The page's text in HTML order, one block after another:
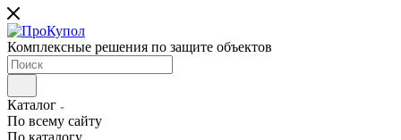
Комплексные решения по защите объектов
Каталог
По всему сайту
По каталогу